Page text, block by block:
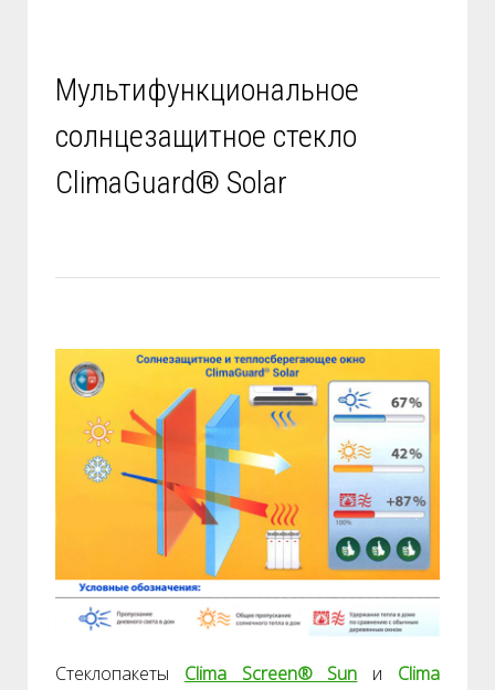
Мультифункциональное
солнцезащитное стекло
ClimaGuard® Solar
Стеклопакеты Clima Screen® Sun и Clima